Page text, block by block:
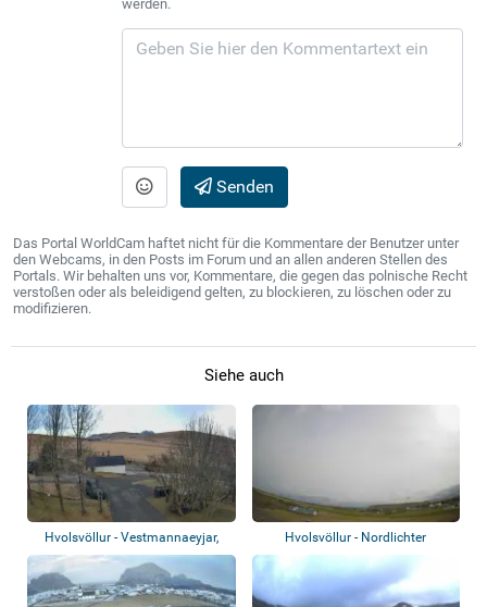
werden.
Senden
Das Portal WorldCam haftet nicht für die Kommentare der Benutzer unter
den Webcams, in den Posts im Forum und an allen anderen Stellen des
Portals. Wir behalten uns vor, Kommentare, die gegen das polnische Recht
verstoßen oder als beleidigend gelten, zu blockieren, zu löschen oder zu
modifizieren.
Siehe auch
Hvolsvöllur - Vestmannaeyjar,
Prihyrning...
Hvolsvöllur - Nordlichter